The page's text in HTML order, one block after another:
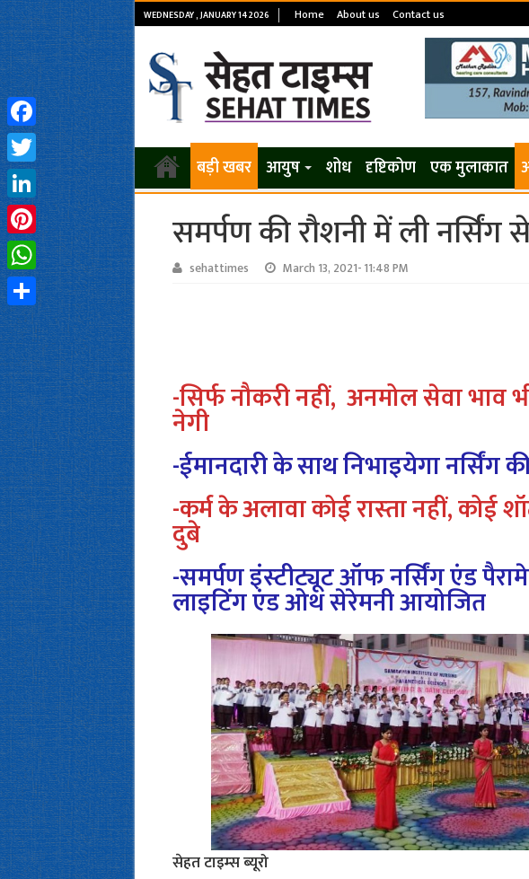
WEDNESDAY , JANUARY 14 2026 Home About us Contact us
बड़ी खबर आयुष शोध दृष्टिकोण एक मुलाकात
समर्पण की रौशनी में ली नर्सिंग
sehattimes March 13, 2021- 11:48 PM
-सिर्फ नौकरी नहीं, अनमोल सेवा भाव
नेगी
-ईमानदारी के साथ निभाइयेगा नर्सिंग
-कर्म के अलावा कोई रास्‍ता नहीं,कोई
दुबे
-समर्पण इंस्‍टीट्यूट ऑफ नर्सिंग एंड
लाइटिंग एंड ओथ सेरेमनी आयोजित
सेहत टाइम्‍स ब्‍यूरो
Facebook
Twitter
LinkedIn
Pinterest
WhatsApp
Share